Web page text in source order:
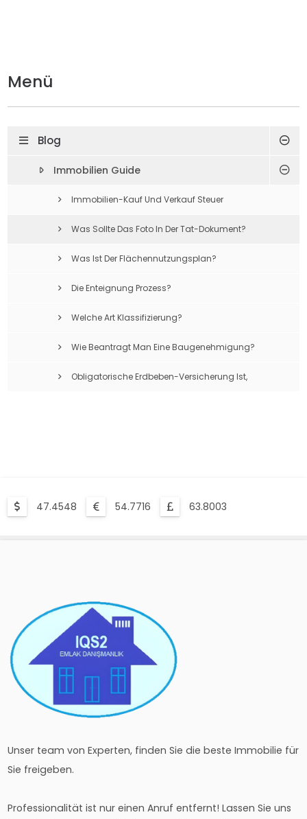
Menü
Blog
Immobilien Guide
Immobilien-Kauf Und Verkauf Steuer
Was Sollte Das Foto In Der Tat-Dokument?
Was Ist Der Flächennutzungsplan?
Die Enteignung Prozess?
Welche Art Klassifizierung?
Wie Beantragt Man Eine Baugenehmigung?
Obligatorische Erdbeben-Versicherung Ist,
47.4548 54.7716 63.8003
Unser team von Experten, finden Sie die beste Immobilie für
Sie freigeben.
Professionalität ist nur einen Anruf entfernt! Lassen Sie uns